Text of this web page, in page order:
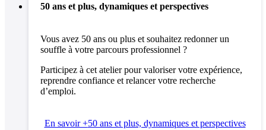
50 ans et plus, dynamiques et perspectives
Vous avez 50 ans ou plus et souhaitez redonner un
souffle à votre parcours professionnel ?
Participez à cet atelier pour valoriser votre expérience,
reprendre confiance et relancer votre recherche
d’emploi.
En savoir +50 ans et plus, dynamiques et perspectives